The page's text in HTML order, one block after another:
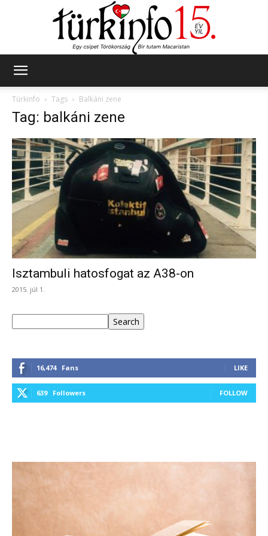
Türkinfo
Tags Balkáni zene
Tag: balkáni zene
Isztambuli hatosfogat az A38-on
2015. júl 1.
Search
16,474 Fans LIKE
639 Followers FOLLOW